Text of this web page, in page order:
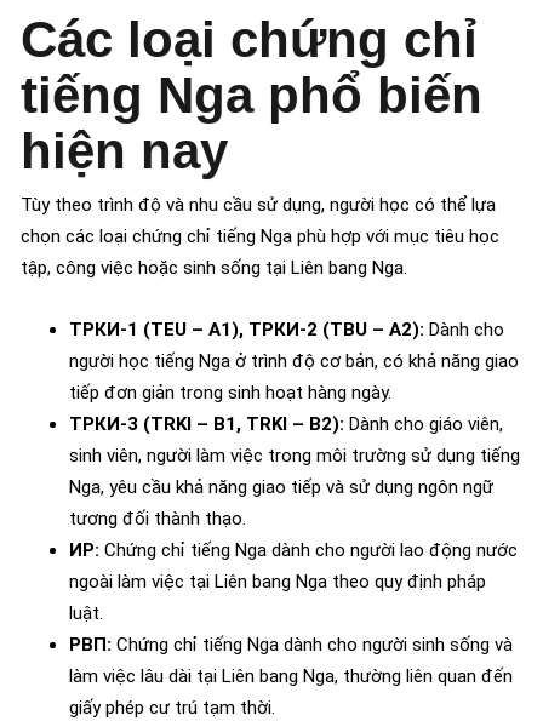
Các loại chứng chỉ
tiếng Nga phổ biến
hiện nay
Tùy theo trình độ và nhu cầu sử dụng, người học có thể lựa
chọn các loại chứng chỉ tiếng Nga phù hợp với mục tiêu học
tập, công việc hoặc sinh sống tại Liên bang Nga.
ТРКИ-1 (TEU – A1), ТРКИ-2 (TBU – A2): Dành cho
người học tiếng Nga ở trình độ cơ bản, có khả năng giao
tiếp đơn giản trong sinh hoạt hàng ngày.
ТРКИ-3 (TRKI – B1, TRKI – B2): Dành cho giáo viên,
sinh viên, người làm việc trong môi trường sử dụng tiếng
Nga, yêu cầu khả năng giao tiếp và sử dụng ngôn ngữ
tương đối thành thạo.
ИР: Chứng chỉ tiếng Nga dành cho người lao động nước
ngoài làm việc tại Liên bang Nga theo quy định pháp
luật.
РВП: Chứng chỉ tiếng Nga dành cho người sinh sống và
làm việc lâu dài tại Liên bang Nga, thường liên quan đến
giấy phép cư trú tạm thời.